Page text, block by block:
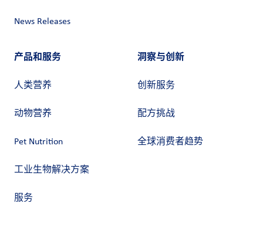
News Releases
产品和服务
人类营养
动物营养
Pet Nutrition
工业生物解决方案
服务
洞察与创新
创新服务
配方挑战
全球消费者趋势